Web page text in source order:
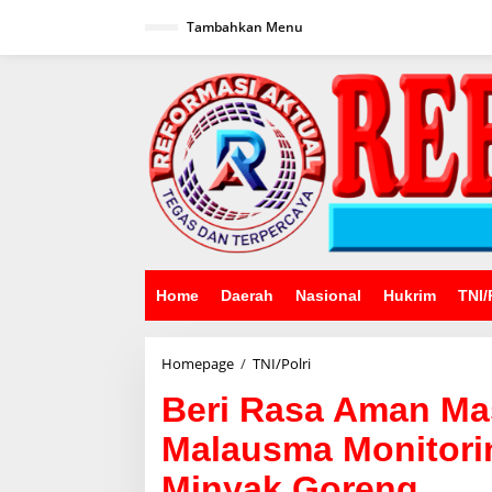
Tambahkan Menu
Home Daerah Nasional Hukrim TNI/
Homepage / TNI/PolriBeri
Aman
Masyarakat,
Kapolsek
Malausma
Monitoring
Beri Rasa Aman
Malausma